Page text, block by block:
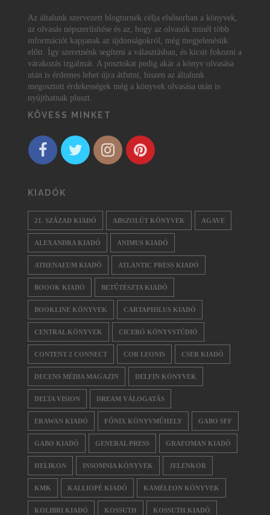
Az általunk szervezett blogturnék célja elsősorban a könyvek,
az olvasás népszerűsítése és az, hogy az olvasók minél több
információt kapjanak az újdonságokról, még megjelenésük
előtt. Így szeretnénk segíteni a választásban, és kicsit fokozni a
várakozás izgalmát. A posztokat pedig akár a könyv olvasása
után is érdemes lehet újra átfutni, hiszen az általunk
megosztott érdekességek még a könyvek olvasása után is
nyújthatnak pluszt.
KÖVESS MINKET
KIADÓK
21. SZÁZAD KIADÓ ABSZOLÚT KÖNYVEK AGAVE
ALEXANDRA KIADÓ ANIMUS KIADÓ
ATHENAEUM KIADÓ ATLANTIC PRESS KIADÓ
BOOOK KIADÓ BETŰTÉSZTA KIADÓ
BOOKLINE KÖNYVEK CARTAPHILUS KIADÓ
CENTRAL KÖNYVEK CICERÓ KÖNYVSTÚDIÓ
CONTENT 2 CONNECT COR LEONIS CSER KIADÓ
DECENS MÉDIA MAGAZIN DELFIN KÖNYVEK
DELTA VISION DREAM VÁLOGATÁS
ERAWAN KIADÓ FŐNIX KÖNYVMŰHELY GABO SFF
GABO KIADÓ GENERAL PRESS GRAFOMAN KIADÓ
HELIKON INSOMNIA KÖNYVEK JELENKOR
KMK KALLIOPÉ KIADÓ KAMÉLEON KÖNYVEK
KOLIBRI KIADÓ KOSSUTH KOSSUTH KIADÓ